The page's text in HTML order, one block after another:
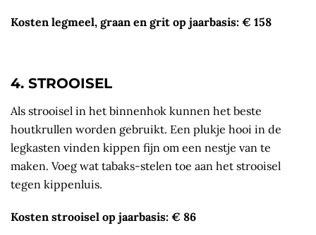
Kosten legmeel, graan en grit op jaarbasis: € 158
4. STROOISEL
Als strooisel in het binnenhok kunnen het beste
houtkrullen worden gebruikt. Een plukje hooi in de
legkasten vinden kippen fijn om een nestje van te
maken. Voeg wat tabaks-stelen toe aan het strooisel
tegen kippenluis.
Kosten strooisel op jaarbasis: € 86